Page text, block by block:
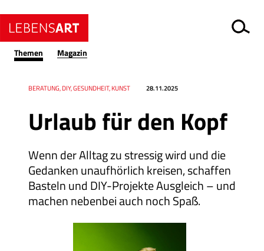
Themen Magazin
Urlaub für den Kopf
Wenn der Alltag zu stressig wird und die
Gedanken unaufhörlich kreisen, schaffen
Basteln und DIY-Projekte Ausgleich – und
machen nebenbei auch noch Spaß.
Datum 28.11.2025
RessortBERATUNG, DIY, GESUNDHEIT, KUNST